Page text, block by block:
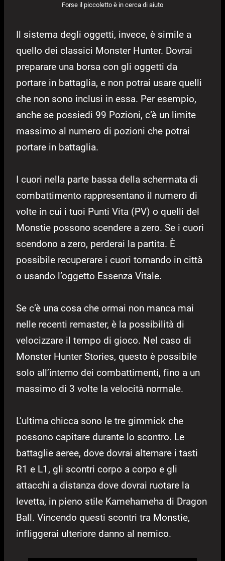
Forse il piccoletto è in cerca di aiuto
Il sistema degli oggetti, invece, è simile a
quello dei classici Monster Hunter. Dovrai
preparare una borsa con gli oggetti da
portare in battaglia, e non potrai usare quelli
che non sono inclusi in essa. Per esempio,
anche se possiedi 99 Pozioni, c’è un limite
massimo al numero di pozioni che potrai
portare in battaglia.
I cuori nella parte bassa della schermata di
combattimento rappresentano il numero di
volte in cui i tuoi Punti Vita (PV) o quelli del
Monstie possono scendere a zero. Se i cuori
scendono a zero, perderai la partita. È
possibile recuperare i cuori tornando in città
o usando l’oggetto Essenza Vitale.
Se c’è una cosa che ormai non manca mai
nelle recenti remaster, è la possibilità di
velocizzare il tempo di gioco. Nel caso di
Monster Hunter Stories, questo è possibile
solo all’interno dei combattimenti, fino a un
massimo di 3 volte la velocità normale.
L’ultima chicca sono le tre gimmick che
possono capitare durante lo scontro. Le
battaglie aeree, dove dovrai alternare i tasti
R1 e L1, gli scontri corpo a corpo e gli
attacchi a distanza dove dovrai ruotare la
levetta, in pieno stile Kamehameha di Dragon
Ball. Vincendo questi scontri tra Monstie,
infliggerai ulteriore danno al nemico.